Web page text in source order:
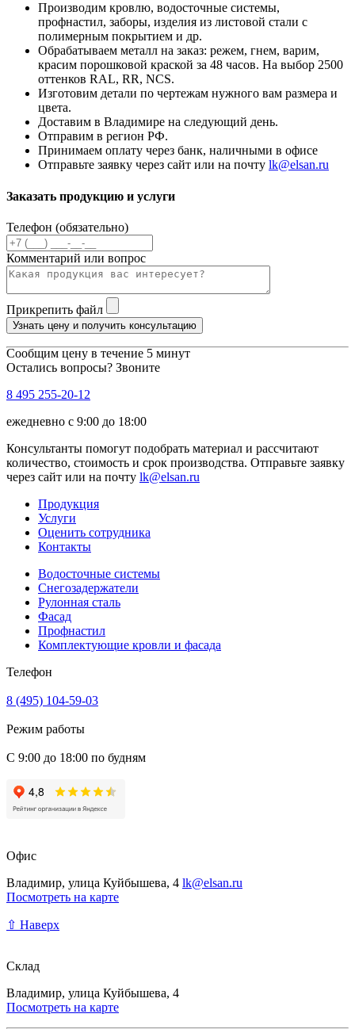
Производим кровлю, водосточные системы,
профнастил, заборы, изделия из листовой стали с
полимерным покрытием и др.
Обрабатываем металл на заказ: режем, гнем, варим,
красим порошковой краской за 48 часов. На выбор 2500
оттенков RAL, RR, NCS.
Изготовим детали по чертежам нужного вам размера и
цвета.
Доставим в Владимире на следующий день.
Отправим в регион РФ.
Принимаем оплату через банк, наличными в офисе
Отправьте заявку через сайт или на почту lk@elsan.ru
Заказать продукцию и услуги
Телефон (обязательно)
Комментарий или вопрос
Прикрепить файл
Узнать цену и получить консультацию
Сообщим цену в течение 5 минут
Остались вопросы? Звоните
8 495 255-20-12
ежедневно с 9:00 до 18:00
Консультанты помогут подобрать материал и рассчитают
количество, стоимость и срок производства. Отправьте заявку
через сайт или на почту lk@elsan.ru
Продукция
Услуги
Оценить сотрудника
Контакты
Водосточные системы
Снегозадержатели
Рулонная сталь
Фасад
Профнастил
Комплектующие кровли и фасада
Телефон
8 (495) 104-59-03
Режим работы
С 9:00 до 18:00 по будням
Офис
Владимир, улица Куйбышева, 4 lk@elsan.ru
Посмотреть на карте
⇧ Наверх
Склад
Владимир, улица Куйбышева, 4
Посмотреть на карте